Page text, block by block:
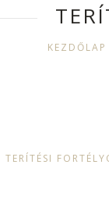
KEZDŐLAP
TERÍTÉSI